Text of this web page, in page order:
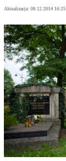
Aktualizacja: 08.12.2014 16:25